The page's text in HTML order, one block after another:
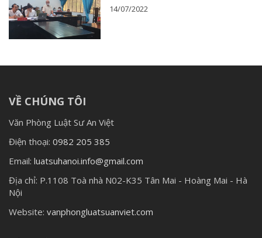
14/07/2022
VỀ CHÚNG TÔI
Văn Phòng Luật Sư An Việt
Điện thoại: 0982 205 385
Email: luatsuhanoi.info@gmail.com
Địa chỉ: P.1108 Toà nhà N02-K35 Tân Mai - Hoàng Mai - Hà
Nội
Website: vanphongluatsuanviet.com